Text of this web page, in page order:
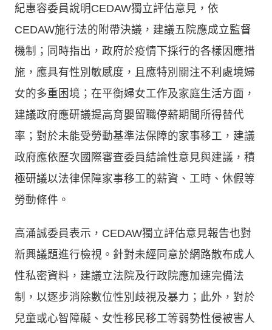
紀惠容委員說明CEDAW獨立評估意見，依
CEDAW施行法的附帶決議，建議五院應成立監督
機制；同時指出，政府於疫情下採行的各樣因應措
施，應具有性別敏感度，且應特別關注不利處境婦
女的多重困境；在平衡婦女工作及家庭生活方面，
建議政府應研議提高育嬰留職停薪期間所得替代
率；對於未能受勞動基準法保障的家事移工，建議
政府應依歷次國際審查委員結論性意見與建議，積
極研議以法律保障家事移工的薪資、工時、休假等
勞動條件。
高涌誠委員表示，CEDAW獨立評估意見報告也對
新興議題進行檢視。針對未經同意於網路散布成人
性私密資料，建議立法院及行政院應加速完備法
制，以逐步消除數位性別歧視及暴力；此外，對於
兒童或心智障礙、女性移民移工等弱勢性侵被害人